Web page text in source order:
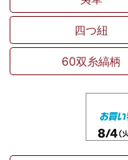
四つ紐
60双糸縞柄